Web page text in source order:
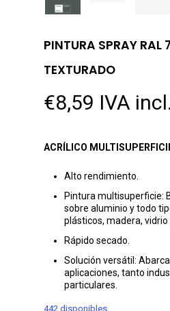
PINTURA SPRAY RAL
TEXTURADO
€8,59 IVA incl.
ACRÍLICO
Alto rendimiento.
Pintura multisuperficie:
sobre aluminio y todo
plásticos, madera,
Rápido secado.
Solución versátil:
aplicaciones, tanto
particulares.
442 disponibles